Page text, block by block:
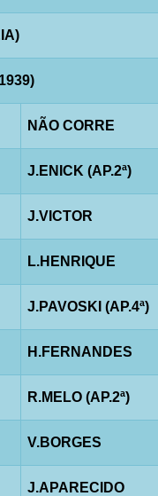
NÃO CORRE
J.ENICK (AP.2ª)
J.VICTOR
L.HENRIQUE
J.PAVOSKI (AP.4ª)
H.FERNANDES
R.MELO (AP.2ª)
V.BORGES
J.APARECIDO